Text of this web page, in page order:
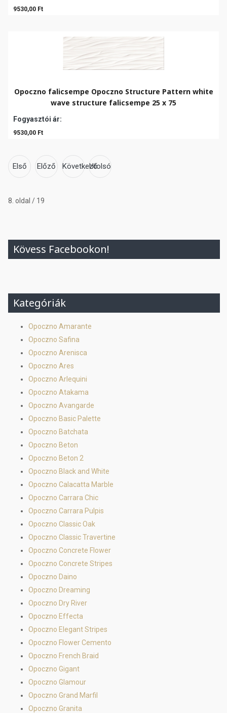
9530,00 Ft
Opoczno falicsempe Opoczno Structure Pattern white
wave structure falicsempe 25 x 75
Fogyasztói ár:
9530,00 Ft
Első Előző KövetkezőUtolsó
8. oldal / 19
Kövess Facebookon!
Kategóriák
Opoczno Amarante
Opoczno Safina
Opoczno Arenisca
Opoczno Ares
Opoczno Arlequini
Opoczno Atakama
Opoczno Avangarde
Opoczno Basic Palette
Opoczno Batchata
Opoczno Beton
Opoczno Beton 2
Opoczno Black and White
Opoczno Calacatta Marble
Opoczno Carrara Chic
Opoczno Carrara Pulpis
Opoczno Classic Oak
Opoczno Classic Travertine
Opoczno Concrete Flower
Opoczno Concrete Stripes
Opoczno Daino
Opoczno Dreaming
Opoczno Dry River
Opoczno Effecta
Opoczno Elegant Stripes
Opoczno Flower Cemento
Opoczno French Braid
Opoczno Gigant
Opoczno Glamour
Opoczno Grand Marfil
Opoczno Granita